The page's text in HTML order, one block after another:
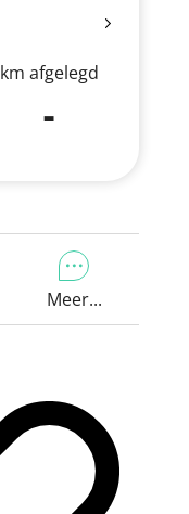
km afgelegd
-
Meer...